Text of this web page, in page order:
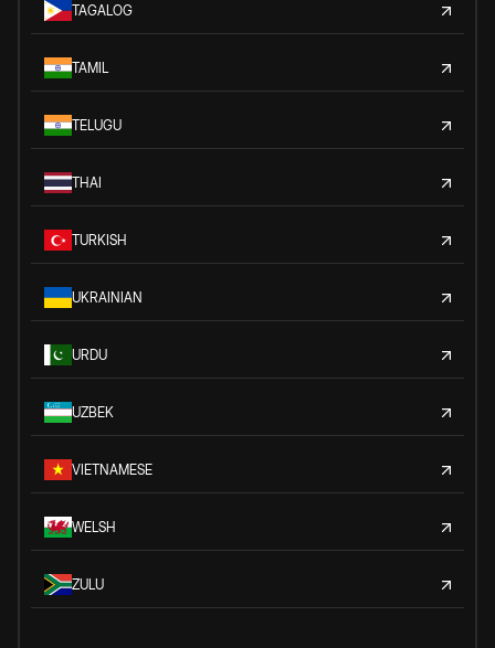
TAGALOG
TAMIL
TELUGU
THAI
TURKISH
UKRAINIAN
URDU
UZBEK
VIETNAMESE
WELSH
ZULU